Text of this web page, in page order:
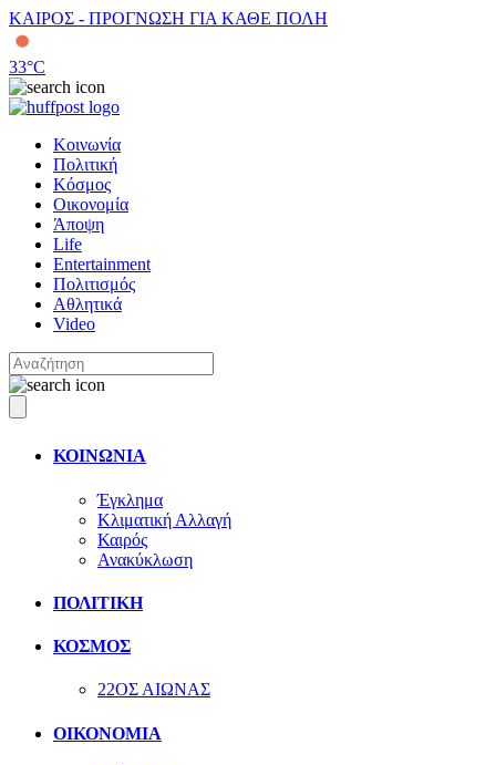
ΚΑΙΡΟΣ - ΠΡΟΓΝΩΣΗ ΓΙΑ ΚΑΘΕ ΠΟΛΗ
33°C
Κοινωνία
Πολιτική
Κόσμος
Οικονομία
Άποψη
Life
Entertainment
Πολιτισμός
Αθλητικά
Video
ΚΟΙΝΩΝΙΑ
Έγκλημα
Κλιματική Αλλαγή
Καιρός
Ανακύκλωση
ΠΟΛΙΤΙΚΗ
ΚΟΣΜΟΣ
22ΟΣ ΑΙΩΝΑΣ
ΟΙΚΟΝΟΜΙΑ